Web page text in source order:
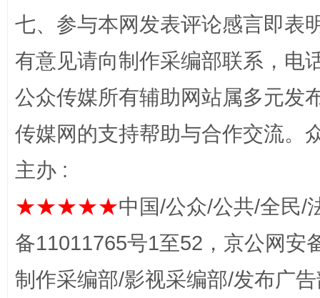
“蜀中异人”王建安的艺术幻境
完善运行机制助力责任有效落实 一纸欠
七、参与本网发表评论感言即表
有意见请向制作采编部联系，电
公众传媒所有辅助网站属多元发
传媒网的支持帮助与合作交流。
主办 :
★★★★★中国/公众/公共/全民/
备11011765号1至52，京公网安
制作采编部/影视采编部/发布广